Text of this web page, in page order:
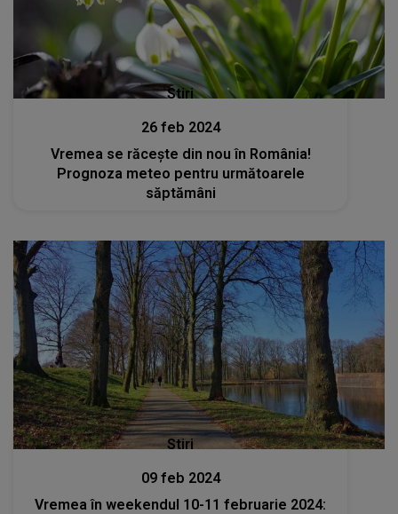
Stiri
26 feb 2024
Vremea se răcește din nou în România!
Prognoza meteo pentru următoarele
săptămâni
Stiri
09 feb 2024
Vremea în weekendul 10-11 februarie 2024: